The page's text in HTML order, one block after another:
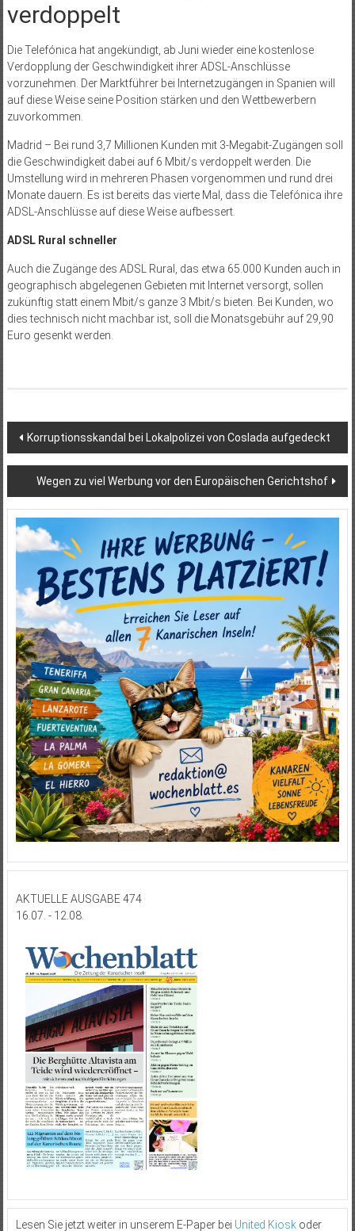
verdoppelt
Die Telefónica hat angekündigt, ab Juni wieder eine kos­tenlose
Verdopplung der Geschwindigkeit ihrer ADSL-Anschlüsse
vorzunehmen. Der Marktführer bei Internetzugängen in Spanien will
auf diese Weise seine Position stärken und den Wettbewerbern
zuvorkommen.
Madrid – Bei rund 3,7 Millionen Kunden mit 3-Megabit-Zugängen soll
die Geschwindigkeit dabei auf 6 Mbit/s verdoppelt werden. Die
Umstellung wird in mehreren Phasen vorgenommen und rund drei
Monate dauern. Es ist bereits das vierte Mal, dass die Telefónica ihre
ADSL-Anschlüsse auf diese Weise aufbessert.
ADSL Rural schneller
Auch die Zugänge des ADSL Rural, das etwa 65.000 Kunden auch in
geographisch abgelegenen Gebieten mit Internet versorgt, sollen
zukünftig statt einem Mbit/s ganze 3 Mbit/s bieten. Bei Kunden, wo
dies technisch nicht machbar ist, soll die Monatsgebühr auf 29,90
Euro gesenkt werden.
Beitragsnavigation
Korruptionsskandal bei Lokalpolizei von Coslada aufgedeckt
Wegen zu viel Werbung vor den Europäischen Gerichtshof
AKTUELLE AUSGABE 474
16.07. - 12.08.
Lesen Sie jetzt weiter in unserem E-Paper bei United Kioskoder